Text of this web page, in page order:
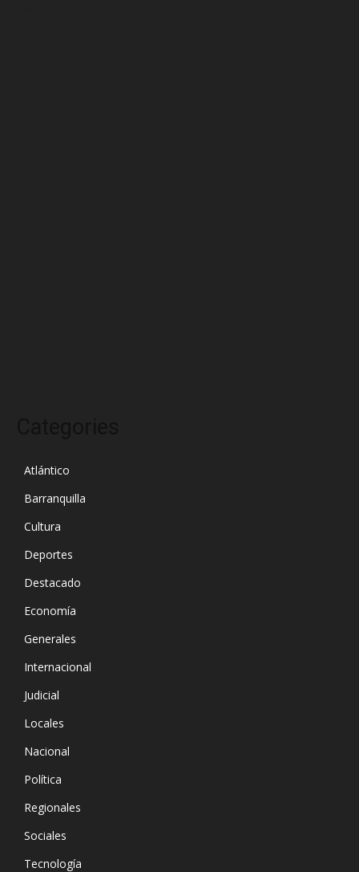
Atlántico
Barranquilla
Cultura
Deportes
Destacado
Economía
Generales
Internacional
Judicial
Locales
Nacional
Política
Regionales
Sociales
Tecnología